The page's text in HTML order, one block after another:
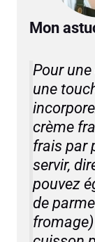
Mon
Pour
une
crème
frais par
servir,
pouvez
de